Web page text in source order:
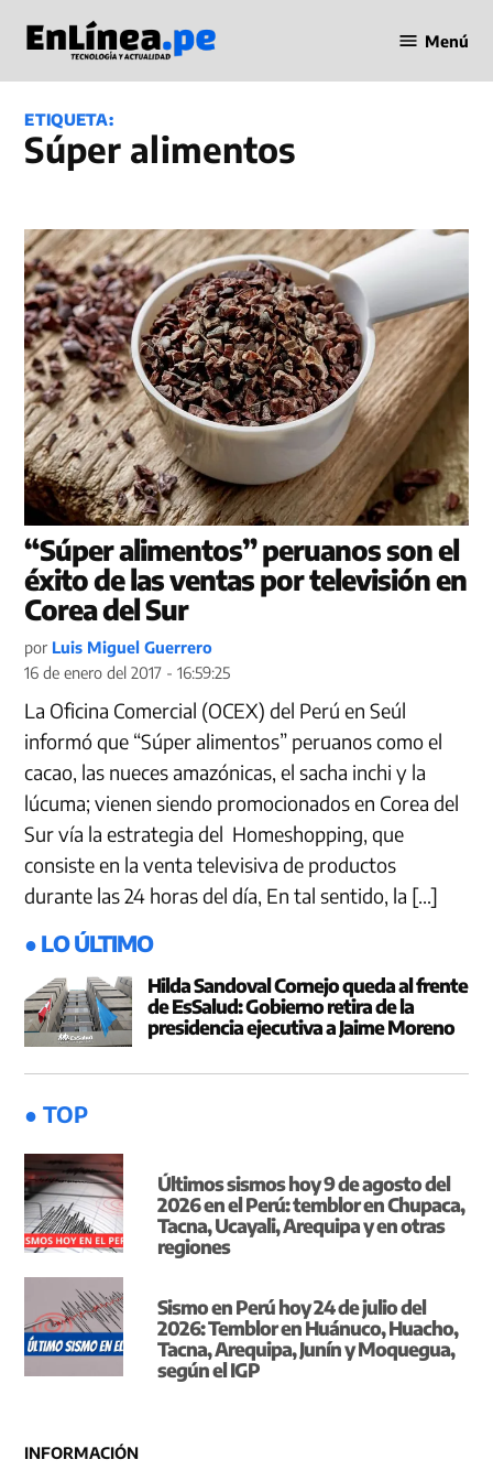
contenido
en Línea
Menú
ETIQUETA:
súper alimentos
“Súper alimentos” peruanos son el
éxito de las ventas por televisión en
Corea del Sur
por Luis Miguel Guerrero
16 de enero del 2017 - 16:59:25
La Oficina Comercial (OCEX) del Perú en Seúl
informó que “Súper alimentos” peruanos como el
cacao, las nueces amazónicas, el sacha inchi y la
lúcuma; vienen siendo promocionados en Corea del
Sur vía la estrategia del Homeshopping, que
consiste en la venta televisiva de productos
durante las 24 horas del día, En tal sentido, la […]
● LO ÚLTIMO
Hilda Sandoval Cornejo queda al frente
de EsSalud: Gobierno retira de la
presidencia ejecutiva a Jaime Moreno
● TOP
Últimos sismos hoy 9 de agosto del
2026 en el Perú: temblor en Chupaca,
Tacna, Ucayali, Arequipa y en otras
regiones
Sismo en Perú hoy 24 de julio del
2026: Temblor en Huánuco, Huacho,
Tacna, Arequipa, Junín y Moquegua,
según el IGP
INFORMACIÓN